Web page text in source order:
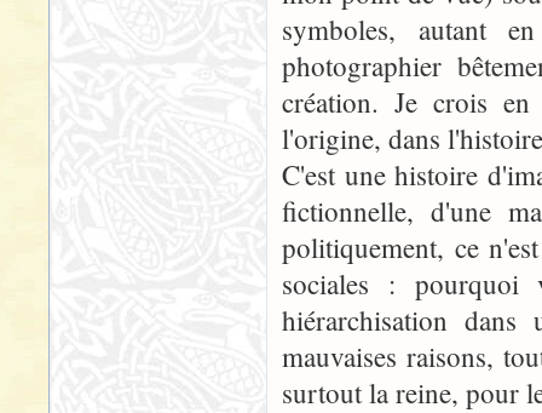
symboles, autant
photographier
création. Je crois
l'origine, dans
C'est une histoire
fictionnelle, d'une
politiquement, ce
sociales : pourquoi
hiérarchisation
mauvaises raisons,
surtout la reine, pour